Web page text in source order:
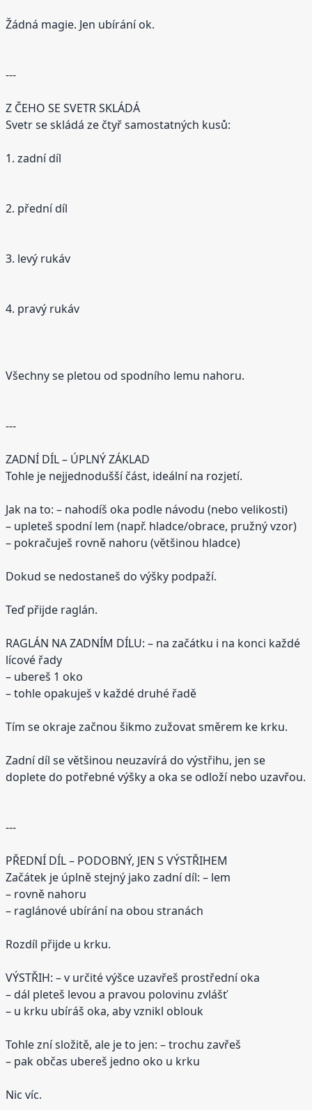
Žádná magie. Jen ubírání ok.
---
Z ČEHO SE SVETR SKLÁDÁ
Svetr se skládá ze čtyř samostatných kusů:
1. zadní díl
2. přední díl
3. levý rukáv
4. pravý rukáv
Všechny se pletou od spodního lemu nahoru.
---
ZADNÍ DÍL – ÚPLNÝ ZÁKLAD
Tohle je nejjednodušší část, ideální na rozjetí.
Jak na to: – nahodíš oka podle návodu (nebo velikosti)
– upleteš spodní lem (např. hladce/obrace, pružný vzor)
– pokračuješ rovně nahoru (většinou hladce)
Dokud se nedostaneš do výšky podpaží.
Teď přijde raglán.
RAGLÁN NA ZADNÍM DÍLU: – na začátku i na konci každé
lícové řady
– ubereš 1 oko
– tohle opakuješ v každé druhé řadě
Tím se okraje začnou šikmo zužovat směrem ke krku.
Zadní díl se většinou neuzavírá do výstřihu, jen se
doplete do potřebné výšky a oka se odloží nebo uzavřou.
---
PŘEDNÍ DÍL – PODOBNÝ, JEN S VÝSTŘIHEM
Začátek je úplně stejný jako zadní díl: – lem
– rovně nahoru
– raglánové ubírání na obou stranách
Rozdíl přijde u krku.
VÝSTŘIH: – v určité výšce uzavřeš prostřední oka
– dál pleteš levou a pravou polovinu zvlášť
– u krku ubíráš oka, aby vznikl oblouk
Tohle zní složitě, ale je to jen: – trochu zavřeš
– pak občas ubereš jedno oko u krku
Nic víc.